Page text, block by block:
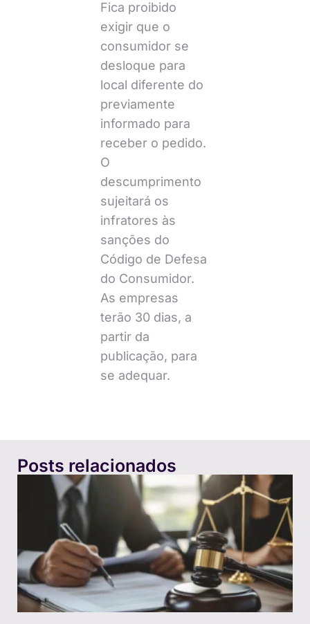
Fica proibido
exigir que o
consumidor se
desloque para
local diferente do
previamente
informado para
receber o pedido.
O
descumprimento
sujeitará os
infratores às
sanções do
Código de Defesa
do Consumidor.
As empresas
terão 30 dias, a
partir da
publicação, para
se adequar.
Posts relacionados